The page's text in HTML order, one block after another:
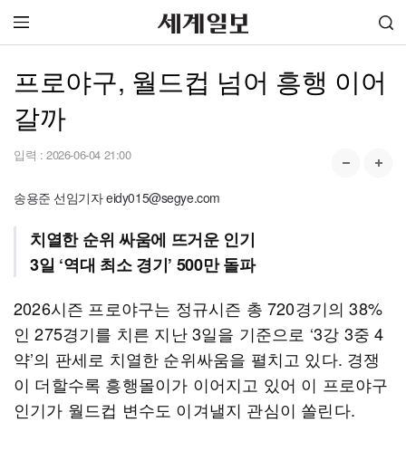
프로야구, 월드컵 넘어 흥행 이어
갈까
입력 : 2026-06-04 21:00
송용준 선임기자 eidy015@segye.com
치열한 순위 싸움에 뜨거운 인기
3일 ‘역대 최소 경기’ 500만 돌파
2026시즌 프로야구는 정규시즌 총 720경기의 38%
인 275경기를 치른 지난 3일을 기준으로 ‘3강 3중 4
약’의 판세로 치열한 순위싸움을 펼치고 있다. 경쟁
이 더할수록 흥행몰이가 이어지고 있어 이 프로야구
인기가 월드컵 변수도 이겨낼지 관심이 쏠린다.